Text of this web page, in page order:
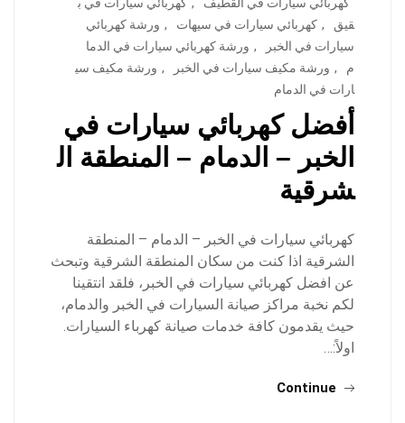
قيق
, كهربائي سيارات في سيهات , ورشة كهربائي
سيارات في الخبر
, ورشة كهربائي سيارات في الدما
م
, ورشة مكيف سيارات في الخبر , ورشة مكيف سي
ارات في الدمام
أفضل كهربائي سيارات في
الخبر – الدمام – المنطقة ال
شرقية
كهربائي سيارات في الخبر – الدمام – المنطقة
الشرقية اذا كنت من سكان المنطقة الشرقية وتبحث
عن افضل كهربائي سيارات في الخبر، فلقد انتقينا
لكم نخبة مراكز صيانة السيارات في الخبر والدمام،
حيث يقدمون كافة خدمات صيانة كهرباء السيارات.
اولاً:…
Continue